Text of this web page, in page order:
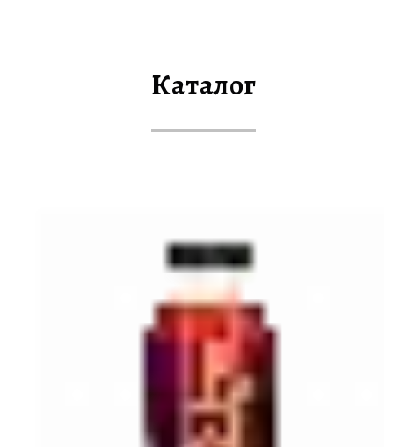
Каталог